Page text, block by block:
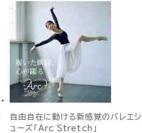
自由自在に動ける新感覚のバレエシ
ューズ「Arc Stretch」